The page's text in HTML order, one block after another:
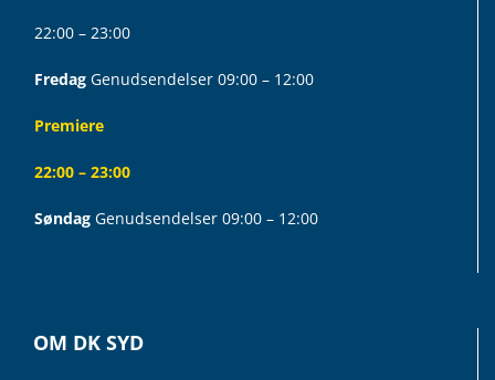
22:00 – 23:00
Fredag Genudsendelser 09:00 – 12:00
Premiere
22:00 – 23:00
Søndag Genudsendelser 09:00 – 12:00
OM DK SYD